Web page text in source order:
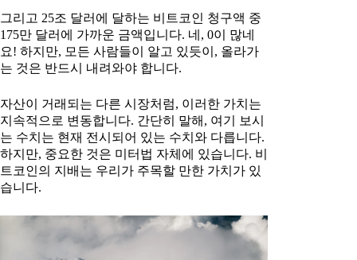
그리고 25조 달러에 달하는 비트코인 청구액 중
175만 달러에 가까운 금액입니다. 네, 0이 많네
요! 하지만, 모든 사람들이 알고 있듯이, 올라가
는 것은 반드시 내려와야 합니다.
자산이 거래되는 다른 시장처럼, 이러한 가치는
지속적으로 변동합니다. 간단히 말해, 여기 보시
는 수치는 현재 전시되어 있는 수치와 다릅니다.
하지만, 중요한 것은 미터법 자체에 있습니다. 비
트코인의 지배는 우리가 주목할 만한 가치가 있
습니다.